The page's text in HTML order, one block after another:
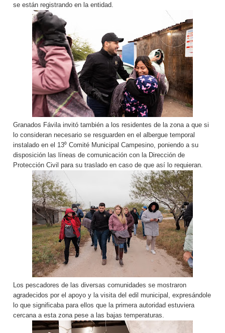
se están registrando en la entidad.
Granados Fávila invitó también a los residentes de la zona a que si
lo consideran necesario se resguarden en el albergue temporal
instalado en el 13⁰ Comité Municipal Campesino, poniendo a su
disposición las líneas de comunicación con la Dirección de
Protección Civil para su traslado en caso de que así lo requieran.
Los pescadores de las diversas comunidades se mostraron
agradecidos por el apoyo y la visita del edil municipal, expresándole
lo que significaba para ellos que la primera autoridad estuviera
cercana a esta zona pese a las bajas temperaturas.